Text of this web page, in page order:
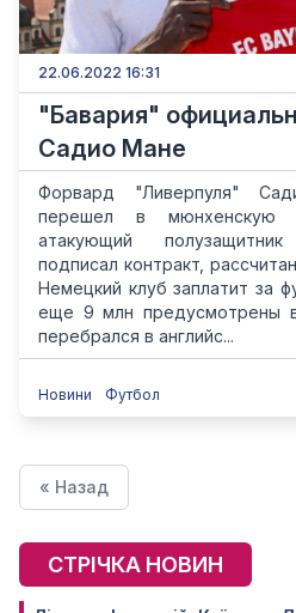
22.06.2022 16:31
"Бавария"
Садио Мане
Форвард "Ливерпуля"
перешел в мюнхенскую
атакующий
подписал контракт,
Немецкий клуб заплатит за
еще 9 млн предусмотрены
перебрался в английс...
Новини Футбол
« Назад
СТРІЧКА НОВИН